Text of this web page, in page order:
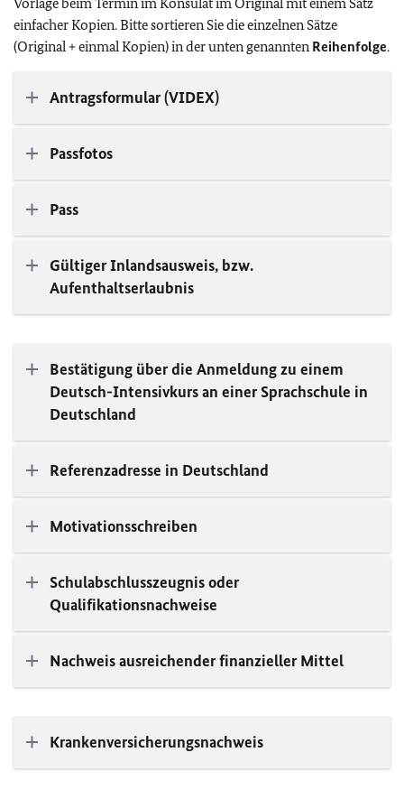
einfacher Kopien. Bitte sortieren Sie die einzelnen Sätze
(Original + einmal Kopien) in der unten genannten Reihenfolge.
Antragsformular (VIDEX)
Passfotos
Pass
Gültiger Inlandsausweis, bzw.
Aufenthaltserlaubnis
Bestätigung über die Anmeldung zu einem
Deutsch-Intensivkurs an einer Sprachschule in
Deutschland
Referenzadresse in Deutschland
Motivationsschreiben
Schulabschlusszeugnis oder
Qualifikationsnachweise
Nachweis ausreichender finanzieller Mittel
Krankenversicherungsnachweis